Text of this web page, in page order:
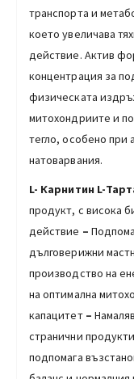
транспорта и
което увеличава
действие. Актив
концентрация за
физическата
митохондриите и
тегло, особено при
натоварвания.
L- Карнитин L-
продукт, с висока
действие –
дълговерижни
производство на
на оптимална
капацитет–
странични
подпомага